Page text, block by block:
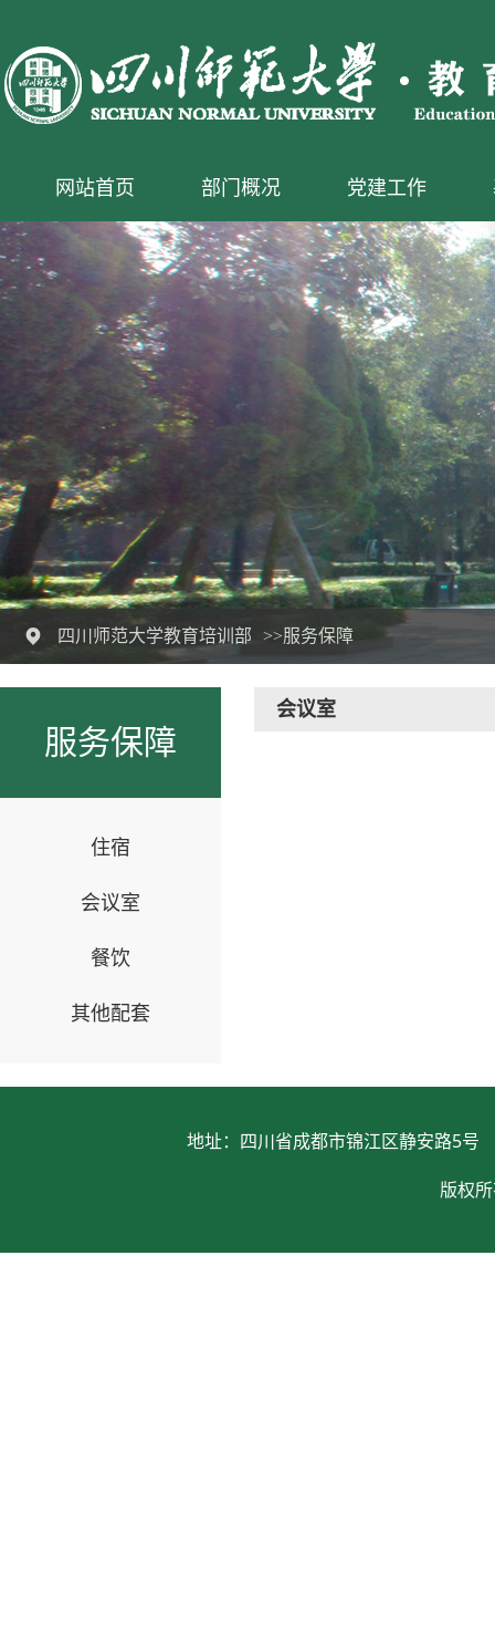
网站首页 部门概况 党建工作
四川师范大学教育培训部 >>服务保障
服务保障
住宿
会议室
餐饮
其他配套
会议室
地址：四川省成都市锦江区静安路5
版权